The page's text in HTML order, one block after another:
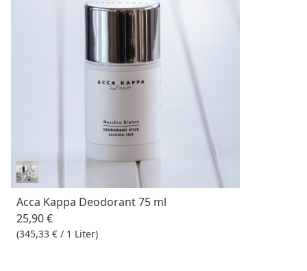
Acca Kappa Deodorant 75 ml
25,90 €
(345,33 € / 1 Liter)